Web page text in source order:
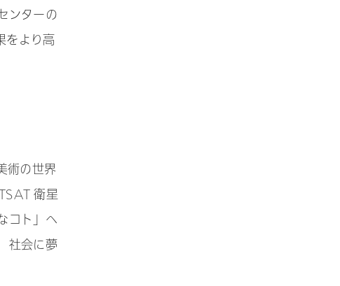
ンターの
をより高
術の世界
衛星
コト」へ
社会に夢